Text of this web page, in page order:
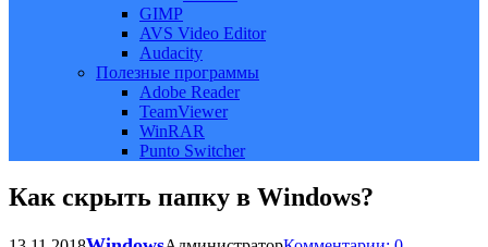
GIMP
AVS Video Editor
Audacity
Полезные программы
Adobe Reader
TeamViewer
WinRAR
Punto Switcher
Как скрыть папку в Windows?